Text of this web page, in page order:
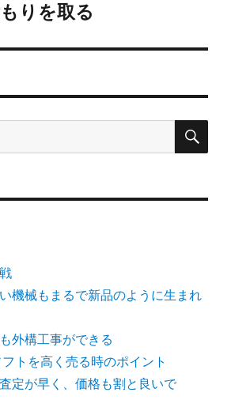
りを取る
検
機械もまるで新品のように生まれ
外構工事ができる
トを高く売る時のポイント
定が早く、価格も割と良いで